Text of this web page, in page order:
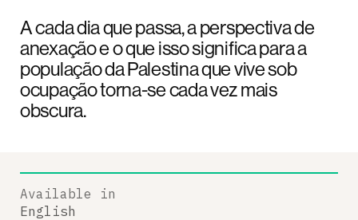
A cada dia que passa, a perspectiva de
anexação e o que isso significa para a
população da Palestina que vive sob
ocupação torna-se cada vez mais
obscura.
Available in
English